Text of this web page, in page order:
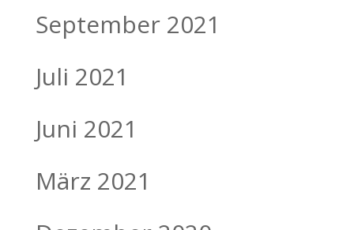
September 2021
Juli 2021
Juni 2021
März 2021